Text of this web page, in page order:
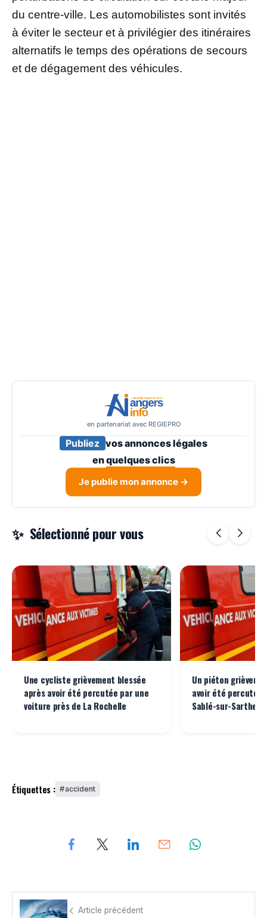
du centre-ville. Les automobilistes sont invités
à éviter le secteur et à privilégier des itinéraires
alternatifs le temps des opérations de secours
et de dégagement des véhicules.
en partenariat avec REGIEPRO
Publiez vos annonces légales
enquelques clics
Je publie mon annonce →
Sélectionné pour vous
Une cycliste grièvement blessée
après avoir été percutée par une
voiture près de La Rochelle
Un piéton
avoir été percuté
Sablé-sur-Sarthe
Étiquettes : accident
Article précédent